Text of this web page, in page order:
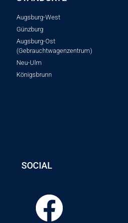
Augsburg-West
Günzburg
Augsburg-Ost
(Gebrauchtwagenzentrum)
Neu-Ulm
Königsbrunn
SOCIAL